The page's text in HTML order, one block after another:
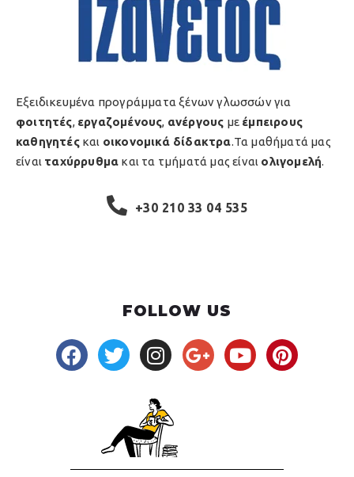
Εξειδικευμένα προγράμματα ξένων γλωσσών για
φοιτητές, εργαζομένους, ανέργους με έμπειρους
καθηγητέςκαι οικονομικά δίδακτρα.Τα μαθήματά μας
είναι ταχύρρυθμα και τα τμήματά μας είναι ολιγομελή.
+30 210 33 04 535
FOLLOW US